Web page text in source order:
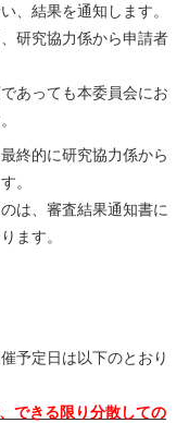
、結果を通知します。
研究協力係から申請者
あっても本委員会にお
終的に研究協力係から
。
は、審査結果通知書に
ます。
予定日は以下のとおり
できる限り分散しての